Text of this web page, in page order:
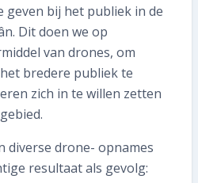
geven bij het publiek in de
Dit doen we op
van drones, om
bredere publiek te
zich in te willen zetten
diverse drone- opnames
resultaat als gevolg:
plannen
plannen
opvragen